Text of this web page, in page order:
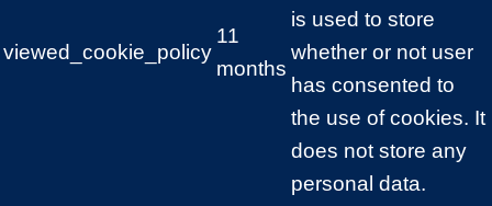
viewed_cookie_policy
11
months
is used to store
whether or not user
has consented to
the use of cookies. It
does not store any
personal data.